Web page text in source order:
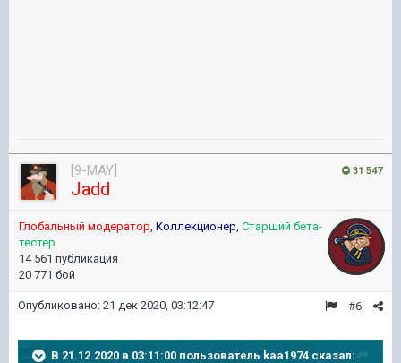
31 547
[9-MAY]
Jadd
Глобальный модератор, Коллекционер, Старший бета-
тестер
14 561 публикация
20 771 бой
#6
Опубликовано: 21 дек 2020, 03:12:47
В 21.12.2020 в 03:11:00 пользователь kaa1974 сказал: